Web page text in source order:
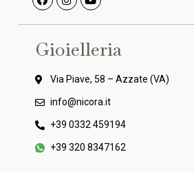
Gioielleria
Via Piave, 58 – Azzate (VA)
info@nicora.it
+39 0332 459194
+39 320 8347162